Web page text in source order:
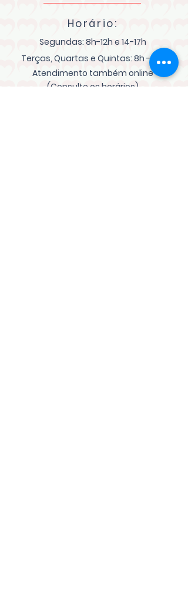
Horário:
Segundas: 8h-12h e 14-17h
Terças, Quartas e Quintas: 8h - 12h
Atendimento também online
(Consulte os horários)